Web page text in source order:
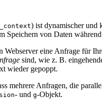
) ist dynamischer und
Speichern von Daten
Webserver eine Anfrage für
sind, wie z. B.
wieder gepoppt.
mehrere Anfragen, die
- und g-Objekt.